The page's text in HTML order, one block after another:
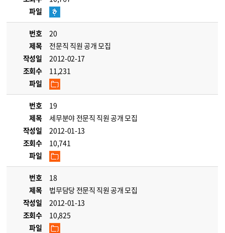
파일
번호
20
제목
전문직 직원 공개 모집
작성일
2012-02-17
조회수
11,231
파일
번호
19
제목
세무분야 전문직 직원 공개 모집
작성일
2012-01-13
조회수
10,741
파일
번호
18
제목
법무담당 전문직 직원 공개 모집
작성일
2012-01-13
조회수
10,825
파일